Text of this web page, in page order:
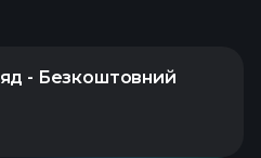
- Безкоштовний